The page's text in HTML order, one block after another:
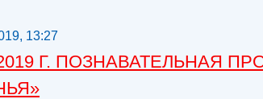
13:27
Г. ПОЗНАВАТЕЛЬНАЯ